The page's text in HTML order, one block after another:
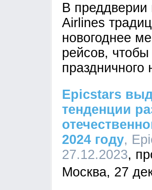
В преддверии
Airlines
новогоднее
рейсов, чтобы
праздничного
Epicstars
тенденции
2024 году,
27.12.2023
Москва, 27